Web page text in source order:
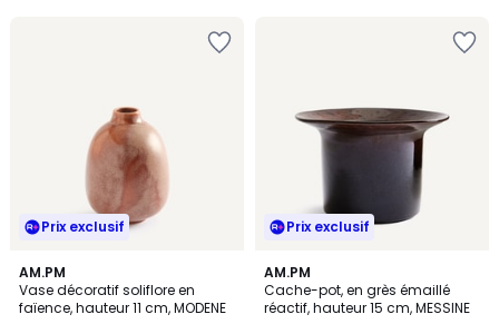
Prix exclusif
AM.PM
Vase décoratif soliflore en
faïence, hauteur 11 cm, MODENE
Prix exclusif
AM.PM
Cache-pot, en grès émaillé
réactif, hauteur 15 cm, MESSINE